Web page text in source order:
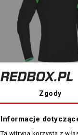
3XS 2XL
Antilia 54240916
Zgody
Informacje
Ta witryna korzysta z